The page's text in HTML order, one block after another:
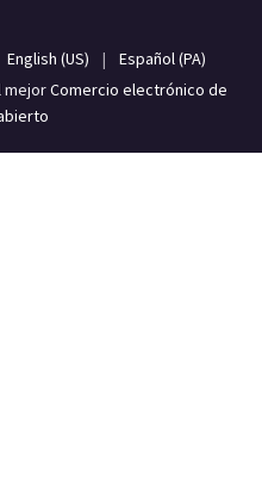
English (US) |
Español (PA)
mejorComercio electrónico de